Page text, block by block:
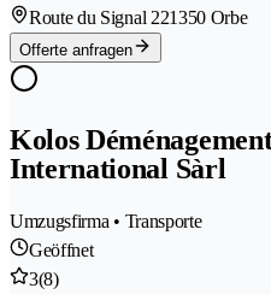
Route du Signal 221350 Orbe
Offerte anfragen
Kolos
International Sàrl
Umzugsfirma • Transporte
Geöffnet
3(8)